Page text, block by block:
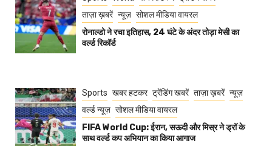
ताज़ा ख़बरें न्यूज़ सोशल मीडिया वायरल
रोनाल्डो ने रचा इतिहास, 24 घंटे के अंदर तोड़ा मेसी का
वर्ल्ड रिकॉर्ड
Sports खबर हटकर ट्रेंडिंग खबरें ताज़ा ख़बरें न्यूज़
वर्ल्ड न्यूज़ सोशल मीडिया वायरल
FIFA World Cup: ईरान, सऊदी और मिस्र ने ड्रॉ के
साथ वर्ल्ड कप अभियान का किया आगाज